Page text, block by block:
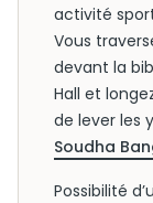
activité
Vous
devant la
Hall et
de lever les
Soudha
Possibilité